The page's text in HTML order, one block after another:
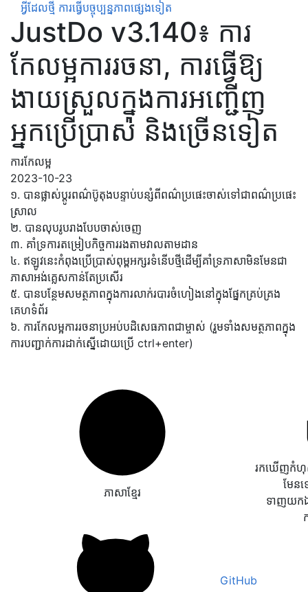
អ្វីដែលថ្មី ការធ្វើបច្ចុប្បន្នភាពផ្សេងទៀត
JustDo v3.140៖ ការ
កែលម្អការរចនា, ការធ្វើឱ្យ
ងាយស្រួលក្នុងការអញ្ជើញ
អ្នកប្រើប្រាស់ និងច្រើនទៀត
ការកែលម្អ
2023-10-23
១. បានផ្លាស់ប្តូរពណ៌ប៊ូតុងបន្ទាប់បន្សំពីពណ៌ប្រផេះចាស់ទៅជាពណ៌ប្រផេះ
ស្រាល
២. បានលុបរូបរាងបែបចាស់ចេញ
៣. គាំទ្រការតម្រៀបកិច្ចការរងតាមវាលតាមដាន
៤. ឥឡូវនេះកំពុងប្រើប្រាស់ពុម្ពអក្សរទំនើបថ្មីដើម្បីគាំទ្រភាសាមិនមែនជា
ភាសាអង់គ្លេសកាន់តែប្រសើរ
៥. បានបន្ថែមសមត្ថភាពក្នុងការលាក់របារចំហៀងនៅក្នុងផ្នែកគ្រប់គ្រង
គេហទំព័រ
៦. ការកែលម្អការរចនាប្រអប់បដិសេធភាពជាម្ចាស់ (រួមទាំងសមត្ថភាពក្នុង
ការបញ្ជាក់ការដាក់ស្នើដោយប្រើ ctrl+enter)
ភាសាខ្មែរ
រកឃើញកំហុស
មែន
ទាញយកឯ
GitHub